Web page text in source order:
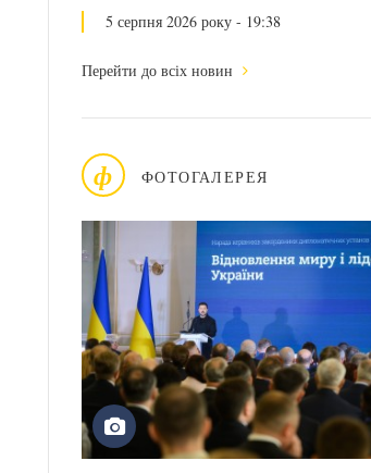
5 серпня 2026 року - 19:38
Перейти до всіх новин
ф ФОТОГАЛЕРЕЯ